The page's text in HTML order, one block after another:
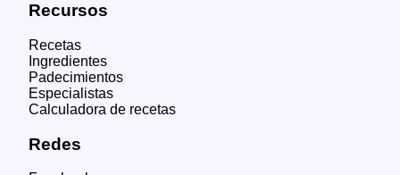
Recursos
Recetas
Ingredientes
Padecimientos
Especialistas
Calculadora de recetas
Redes